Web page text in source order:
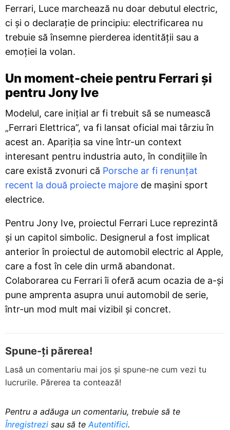
Ferrari, Luce marchează nu doar debutul electric,
ci și o declarație de principiu: electrificarea nu
trebuie să însemne pierderea identității sau a
emoției la volan.
Un moment-cheie pentru Ferrari și
pentru Jony Ive
Modelul, care inițial ar fi trebuit să se numească
„Ferrari Elettrica”, va fi lansat oficial mai târziu în
acest an. Apariția sa vine într-un context
interesant pentru industria auto, în condițiile în
care există zvonuri că Porsche ar fi renunțat
recent la două proiecte majore de mașini sport
electrice.
Pentru Jony Ive, proiectul Ferrari Luce reprezintă
și un capitol simbolic. Designerul a fost implicat
anterior în proiectul de automobil electric al Apple,
care a fost în cele din urmă abandonat.
Colaborarea cu Ferrari îi oferă acum ocazia de a-și
pune amprenta asupra unui automobil de serie,
într-un mod mult mai vizibil și concret.
Spune-ți părerea!
Lasă un comentariu mai jos și spune-ne cum vezi tu
lucrurile. Părerea ta contează!
Pentru a adăuga un comentariu, trebuie să te
Înregistrezi sau să te Autentifici.